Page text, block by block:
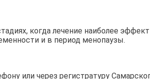
когда лечение наиболее
и в период менопаузы.
или через регистратуру